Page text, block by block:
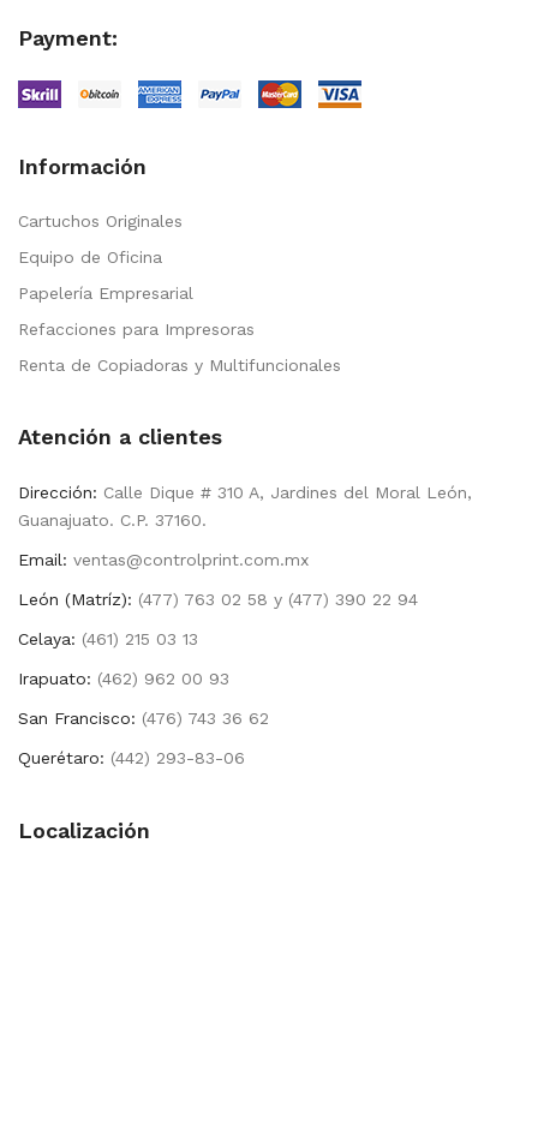
Payment:
Información
Cartuchos Originales
Equipo de Oficina
Papelería Empresarial
Refacciones para Impresoras
Renta de Copiadoras y Multifuncionales
Atención a clientes
Dirección: Calle Dique # 310 A, Jardines del Moral León,
Guanajuato. C.P. 37160.
Email: ventas@controlprint.com.mx
León (Matríz): (477) 763 02 58 y (477) 390 22 94
Celaya: (461) 215 03 13
Irapuato: (462) 962 00 93
San Francisco: (476) 743 36 62
Querétaro: (442) 293-83-06
Localización